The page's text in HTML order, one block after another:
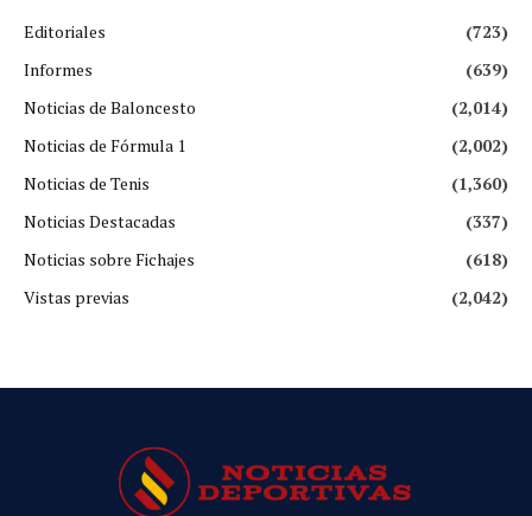
Editoriales
(723)
Informes
(639)
Noticias de Baloncesto
(2,014)
Noticias de Fórmula 1
(2,002)
Noticias de Tenis
(1,360)
Noticias Destacadas
(337)
Noticias sobre Fichajes
(618)
Vistas previas
(2,042)